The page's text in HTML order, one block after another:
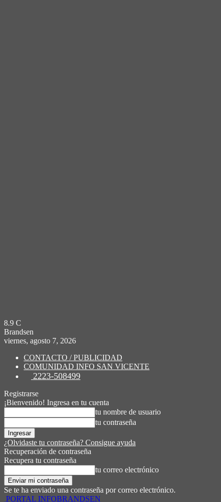
8.9 C
Brandsen
viernes, agosto 7, 2026
CONTACTO / PUBLICIDAD
COMUNIDAD INFO SAN VICENTE
2223-508499
Registrarse
¡Bienvenido! Ingresa en tu cuenta
tu nombre de usuario
tu contraseña
¿Olvidaste tu contraseña? Consigue ayuda
Recuperación de contraseña
Recupera tu contraseña
tu correo electrónico
Se te ha enviado una contraseña por correo electrónico.
PORTAL INFOBRANDSEN